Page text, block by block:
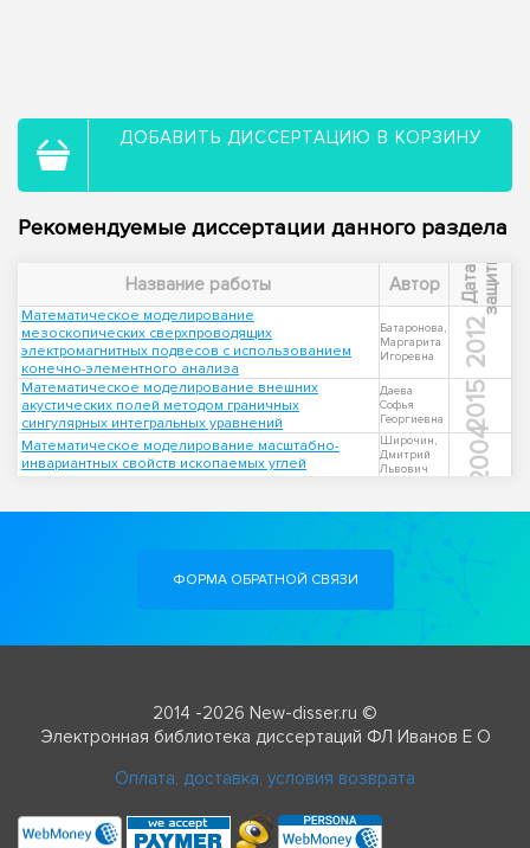
ДОБАВИТЬ ДИССЕРТАЦИЮ В КОРЗИНУ
Рекомендуемые диссертации данного раздела
Название работы Автор Д
а
т
а
з
а
щ
и
т ы
Математическое моделирование
мезоскопических сверхпроводящих
электромагнитных подвесов с использованием
конечно-элементного анализа
Батаронова,
Маргарита
Игоревна
2012
Математическое моделирование внешних
акустических полей методом граничных
сингулярных интегральных уравнений
Даева
Софья
Георгиевна
2015
Математическое моделирование масштабно-
инвариантных свойств ископаемых углей
Широчин,
Дмитрий
Львович
2004
ФОРМА ОБРАТНОЙ СВЯЗИ
2014 -2026 New-disser.ru ©
Электронная библиотека диссертаций ФЛ Иванов Е О
Оплата, доставка, условия возврата